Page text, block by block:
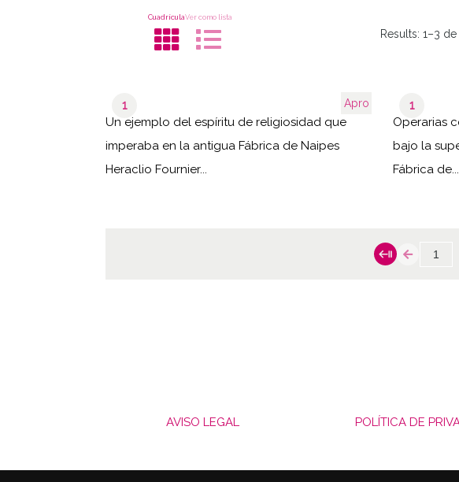
CuadrículaVer como lista
Results:1–3 de
Apro
1
Un ejemplo del espíritu de religiosidad que
imperaba en la antigua Fábrica de Naipes
Heraclio Fournier...
1
Operarias
bajo la
Fábrica de...
AVISO LEGAL POLÍTICA DE